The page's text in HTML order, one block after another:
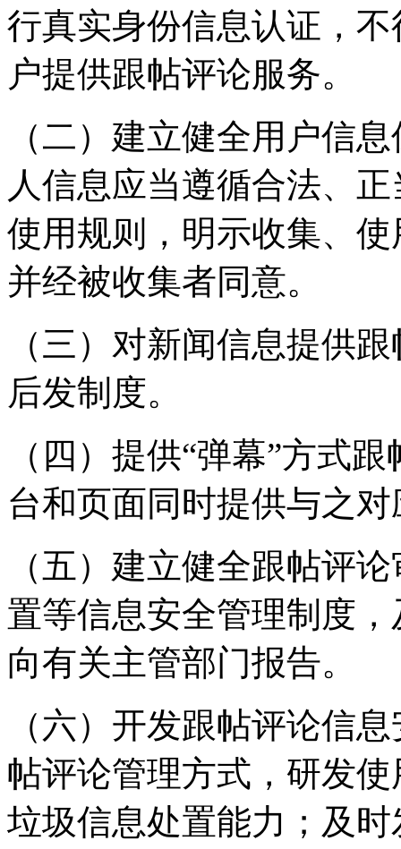
行真实身份信息认证，
户提供跟帖评论服务。
（二）建立健全用户信
人信息应当遵循合法、
使用规则，明示收集、
并经被收集者同意。
（三）对新闻信息提供
后发制度。
（四）提供“弹幕”方式
台和页面同时提供与之
（五）建立健全跟帖评
置等信息安全管理制度
向有关主管部门报告。
（六）开发跟帖评论信
帖评论管理方式，研发
垃圾信息处置能力；及